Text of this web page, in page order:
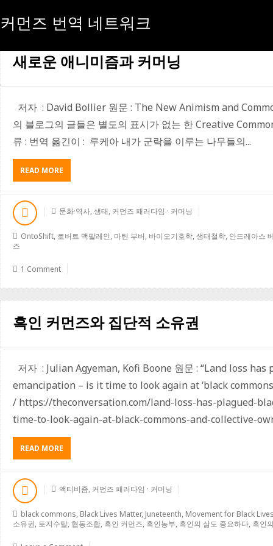
커먼즈 번역 네트워크
[월:]2020년 08월
새로운 애니미즘과 커머닝
저자 : David Bollier 원문 : The New Animism and
의 블로그의 글들은 별도의 표시가 없는 한 Creative
류 : 번역 옮긴이 : 루케아 내가 군락을 이루는 나무들의...
READ MORE
B
O
T
로
애
니
미
커
머
문화·역사,생태, 커먼즈 패러다임 · 커머닝
OntoShift, 로버트 맥팔레인, 마틴 부버, 바이오기호학,생태철학, 안드레아스
즈
1 Comment
흑인 커먼즈와 집단적 소유권
저자 : Julian Agyeman, Kofi Boone 원문 : “Land loss
emancipation – is it time to look again at ‘black
/ https://theconversation.com/land-loss-has-plagued-
time-to-look-again-at-black-commons-and-collective-
READ MORE
B
O
T
인
커
액티비즘, 커먼즈 패러다임 · 커머닝
black commons, Black Lives Matter, Juneteenth, Movement for Black
소유권, 토지수탈, 협동조합, 흑인 커먼즈, 흑인농부, 흑인의 삶도 중요하다, 흑인